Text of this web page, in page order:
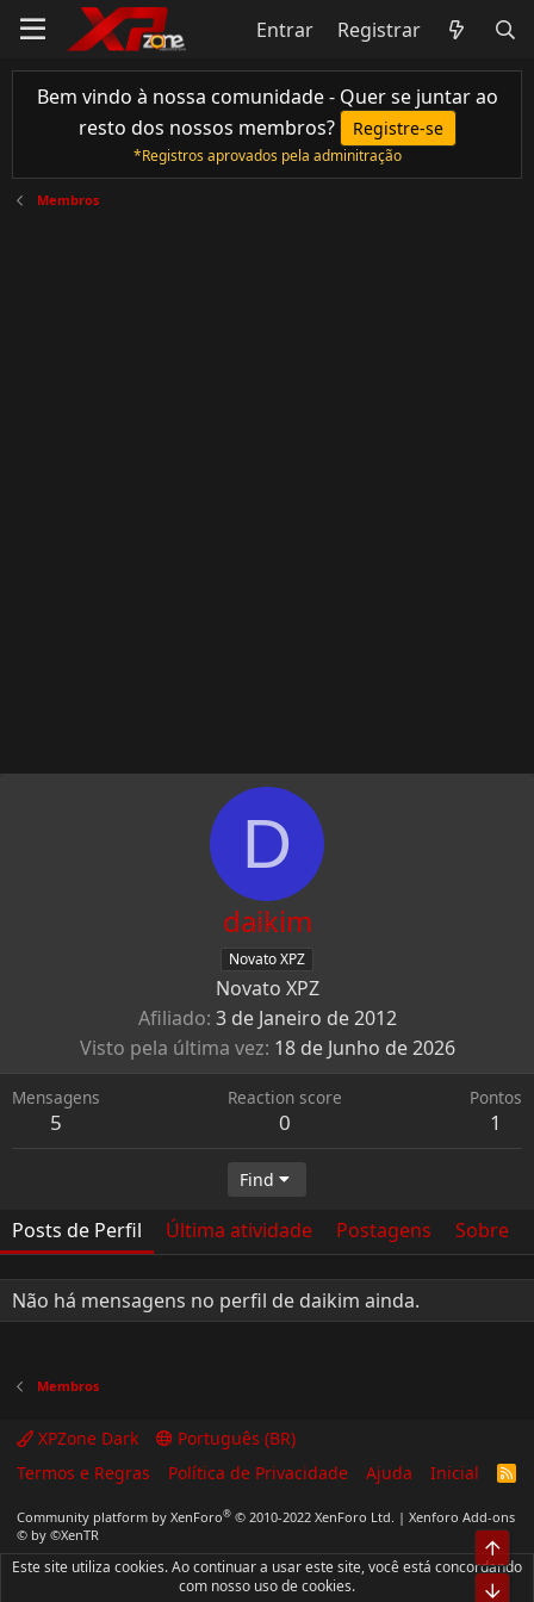
Entrar Registrar
Bem vindo à nossa comunidade - Quer se juntar ao
resto dos nossos membros?
Registre-se
*Registros aprovados pela adminitração
Membros
D
daikim
Novato XPZ
Novato XPZ
Afiliado 3 de Janeiro de 2012
Visto pela última vez 18 de Junho de 2026
Mensagens
5
Reaction score
0
Pontos
1
Find
Posts de Perfil Última atividade Postagens Sobre
Não há mensagens no perfil de daikim ainda.
Membros
XPZone Dark
Português (BR)
Termos e Regras
Política de Privacidade Ajuda Inicial
R
Community platform by XenForo® © 2010-2022 XenForo Ltd. | Xenforo Add-ons
© by ©XenTR
Este site utiliza cookies. Ao continuar a usar este site, você está concordando
com nosso uso de cookies.